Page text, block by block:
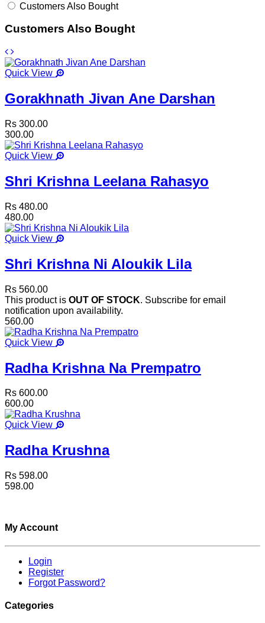
Customers Also Bought
Customers Also Bought
Quick View
Gorakhnath Jivan Ane Darshan
Rs 300.00
300.00
Quick View
Shri Krishna Leelana Rahasyo
Rs 480.00
480.00
Quick View
Shri Krishna Ni Aloukik Lila
Rs 560.00
This product is OUT OF STOCK. Subscribe for email
notification upon availability.
560.00
Quick View
Radha Krishna Na Prempatro
Rs 600.00
600.00
Quick View
Radha Krushna
Rs 598.00
598.00
My Account
Login
Register
Forgot Password?
Categories